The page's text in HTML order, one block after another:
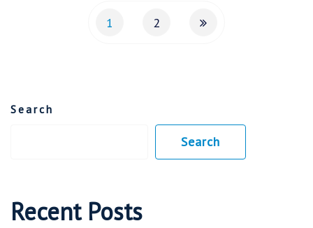
Posts
1 2
Search
Search
Recent Posts